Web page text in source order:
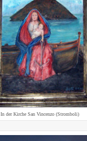
In der Kirche San Vincenzo (Stromboli)